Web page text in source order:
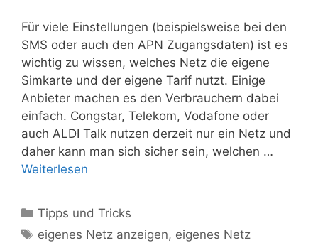
Für viele Einstellungen (beispielsweise bei den
SMS oder auch den APN Zugangsdaten) ist es
wichtig zu wissen, welches Netz die eigene
Simkarte und der eigene Tarif nutzt. Einige
Anbieter machen es den Verbrauchern dabei
einfach. Congstar, Telekom, Vodafone oder
auch ALDI Talk nutzen derzeit nur ein Netz und
daher kann man sich sicher sein, welchen …
Weiterlesen
Kategorien
Tipps und Tricks
Schlagwörter
eigenes Netz anzeigen, eigenes Netz